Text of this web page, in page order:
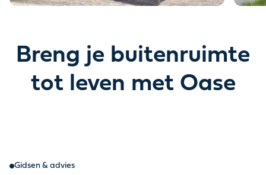
Breng je buitenruimte
tot leven met Oase
Gidsen & advies